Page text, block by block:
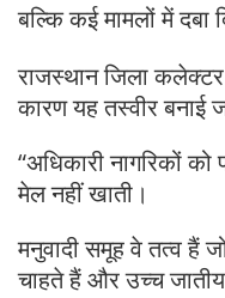
बल्कि कई मामलों में दबा
राजस्थान जिला कलेक्टर
कारण यह तस्वीर बनाई
“अधिकारी नागरिकों
मेल नहीं खाती।
मनुवादी समूह वे तत्व हैं
चाहते हैं और उच्च